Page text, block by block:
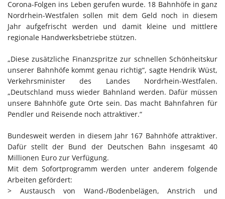
Corona-Folgen ins Leben gerufen wurde. 18 Bahnhöfe in ganz
Nordrhein-Westfalen sollen mit dem Geld noch in diesem
Jahr aufgefrischt werden und damit kleine und mittlere
regionale Handwerksbetriebe stützen.
„Diese zusätzliche Finanzspritze zur schnellen Schönheitskur
unserer Bahnhöfe kommt genau richtig“, sagte Hendrik Wüst,
Verkehrsminister des Landes Nordrhein-Westfalen.
„Deutschland muss wieder Bahnland werden. Dafür müssen
unsere Bahnhöfe gute Orte sein. Das macht Bahnfahren für
Pendler und Reisende noch attraktiver.“
Bundesweit werden in diesem Jahr 167 Bahnhöfe attraktiver.
Dafür stellt der Bund der Deutschen Bahn insgesamt 40
Millionen Euro zur Verfügung.
Mit dem Sofortprogramm werden unter anderem folgende
Arbeiten gefördert:
> Austausch von Wand-/Bodenbelägen, Anstrich und